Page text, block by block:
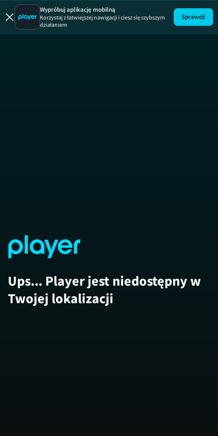
Wypróbuj aplikację mobilną
Korzystaj z łatwiejszej nawigacji i ciesz się szybszym
działaniem
Sprawdź
Ups... Player jest niedostępny w
Twojej lokalizacji